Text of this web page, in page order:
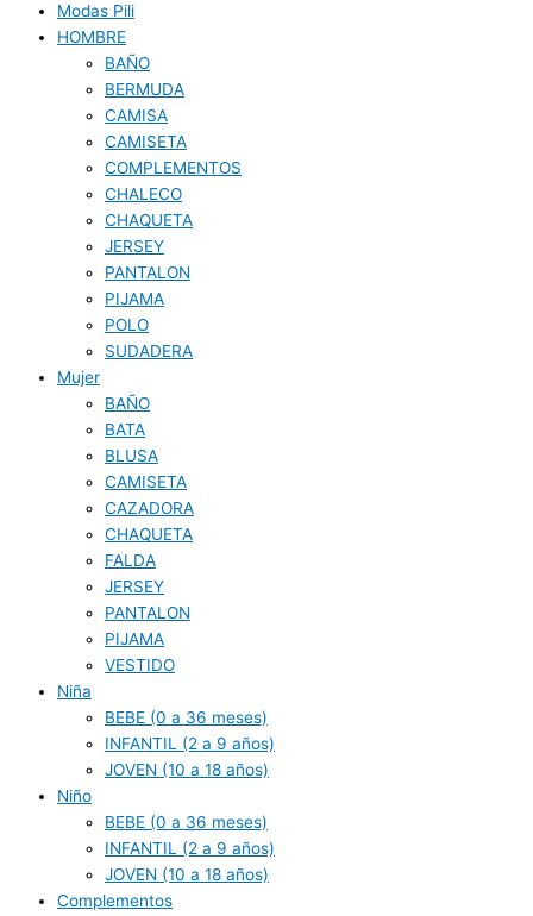
Modas Pili
HOMBRE
BAÑO
BERMUDA
CAMISA
CAMISETA
COMPLEMENTOS
CHALECO
CHAQUETA
JERSEY
PANTALON
PIJAMA
POLO
SUDADERA
Mujer
BAÑO
BATA
BLUSA
CAMISETA
CAZADORA
CHAQUETA
FALDA
JERSEY
PANTALON
PIJAMA
VESTIDO
Niña
BEBE (0 a 36 meses)
INFANTIL (2 a 9 años)
JOVEN (10 a 18 años)
Niño
BEBE (0 a 36 meses)
INFANTIL (2 a 9 años)
JOVEN (10 a 18 años)
Complementos